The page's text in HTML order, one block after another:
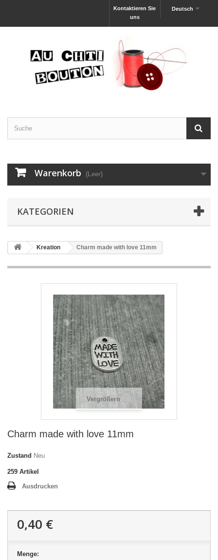
Deutsch
Kontaktieren Sie
uns
Warenkorb (Leer)
KATEGORIEN
Kreation Charm made with love 11mm
Vergrößern
Charm made with love 11mm
Zustand Neu
259 Artikel
Ausdrucken
0,40 €
Menge: